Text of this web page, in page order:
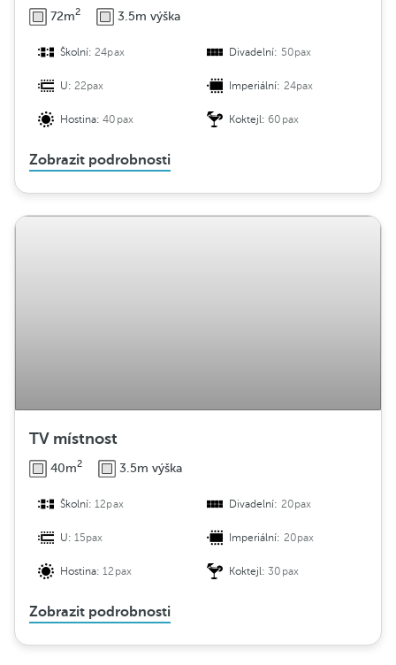
72m2 3.5m výška
Školní:24pax Divadelní: 50pax
U:22pax Imperiální: 24pax
Hostina:40pax Koktejl:60pax
Zobrazit podrobnosti
TV místnost
40m2 3.5m výška
Školní:12pax Divadelní: 20pax
U:15pax Imperiální: 20pax
Hostina:12pax Koktejl:30pax
Zobrazit podrobnosti